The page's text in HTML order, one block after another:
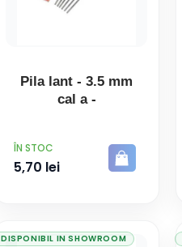
Pila lant - 3.5 mm
cal a -
PRET
ÎN STOC
5,70 lei
DISPONIBIL IN SHOWROOM